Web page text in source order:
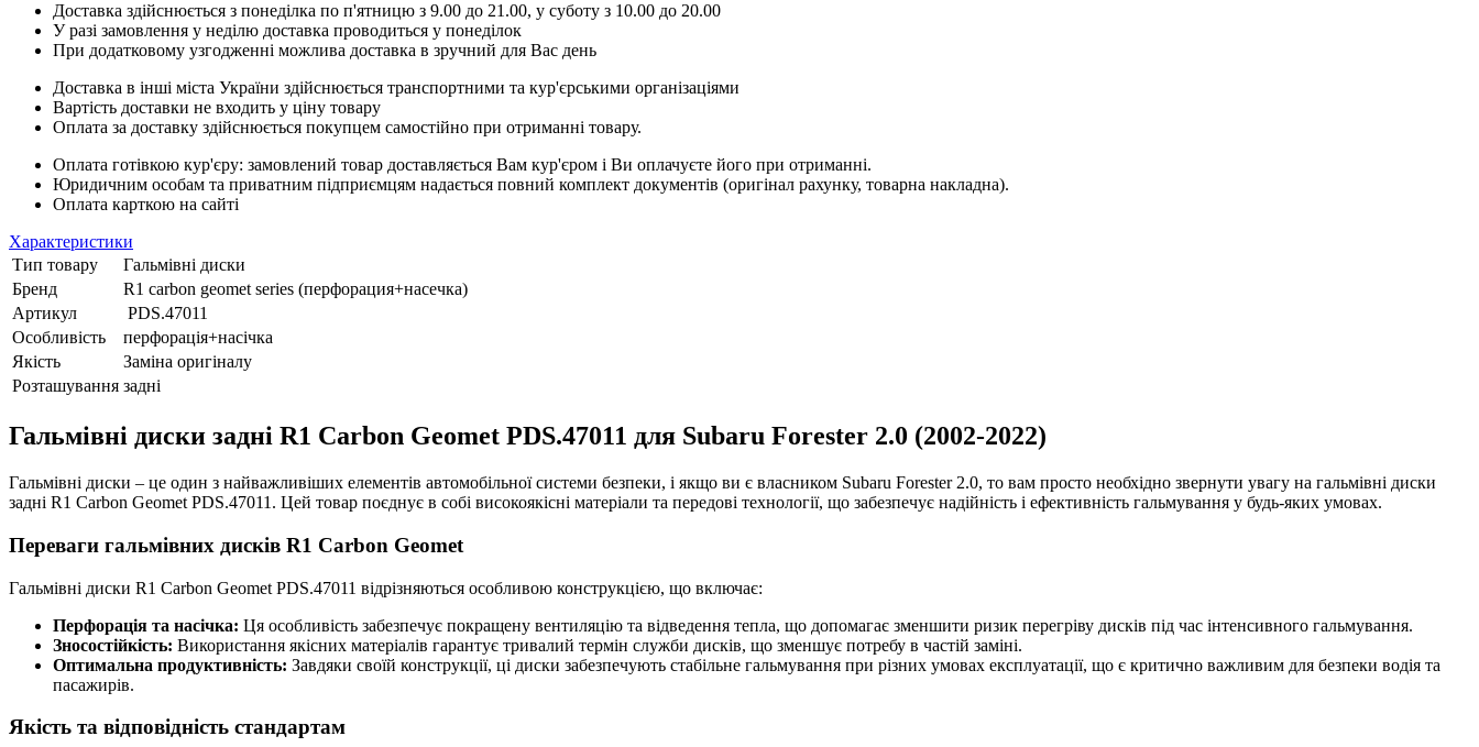
Доставка здійснюється з понеділка по п'ятницю з 9.00 до 21.00, у суботу з 10.00 до 20.00
У разі замовлення у неділю доставка проводиться у понеділок
При додатковому узгодженні можлива доставка в зручний для Вас день
Доставка в інші міста України здійснюється транспортними та кур'єрськими організаціями
Вартість доставки не входить у ціну товару
Оплата за доставку здійснюється покупцем самостійно при отриманні товару.
Оплата готівкою кур'єру: замовлений товар доставляється Вам кур'єром і Ви оплачуєте його при отриманні.
Юридичним особам та приватним підприємцям надається повний комплект документів (оригінал рахунку, товарна накладна).
Оплата карткою на сайті
Характеристики
Тип товару
Гальмівні диски
Бренд
R1 carbon geomet series (перфорация+насечка)
Артикул
PDS.47011
Особливість
перфорація+насічка
Якість
Заміна оригіналу
Розташування задні
Гальмівні диски задні R1 Carbon Geomet PDS.47011 для Subaru Forester 2.0 (2002-2022)
Гальмівні диски – це один з найважливіших елементів автомобільної системи безпеки, і якщо ви є власником Subaru Forester 2.0, то вам просто необхідно звернути увагу на гальмівні диски
задні R1 Carbon Geomet PDS.47011. Цей товар поєднує в собі високоякісні матеріали та передові технології, що забезпечує надійність і ефективність гальмування у будь-яких умовах.
Переваги гальмівних дисків R1 Carbon Geomet
Гальмівні диски R1 Carbon Geomet PDS.47011 відрізняються особливою конструкцією, що включає:
Перфорація та насічка: Ця особливість забезпечує покращену вентиляцію та відведення тепла, що допомагає зменшити ризик перегріву дисків під час інтенсивного гальмування.
Зносостійкість: Використання якісних матеріалів гарантує тривалий термін служби дисків, що зменшує потребу в частій заміні.
Оптимальна продуктивність: Завдяки своїй конструкції, ці диски забезпечують стабільне гальмування при різних умовах експлуатації, що є критично важливим для безпеки водія та
пасажирів.
Якість та відповідність стандартам